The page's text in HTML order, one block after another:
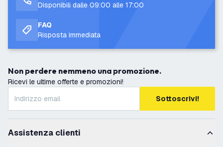
Disponibili dalle 09:00 alle 17:00
FAQ
Risposta immediata
Non perdere nemmeno una promozione.
Ricevi le ultime offerte e promozioni!
Sottoscrivi!
Assistenza clienti